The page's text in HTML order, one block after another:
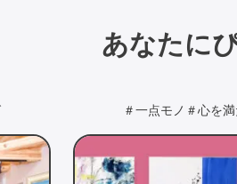
あなたに
＃模様替え＃絵画レ